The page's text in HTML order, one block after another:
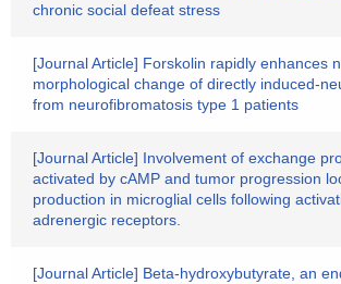
chronic social defeat stress
[Journal Article] Forskolin rapidly enhances
morphological change of directly
from neurofibromatosis type 1 patients
[Journal Article] Involvement of exchange
activated by cAMP and tumor progression
production in microglial cells following
adrenergic receptors.
[Journal Article] Beta-hydroxybutyrate, an